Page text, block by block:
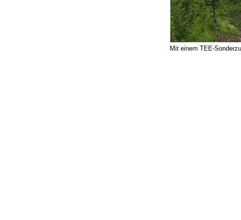
Mit einem TEE-